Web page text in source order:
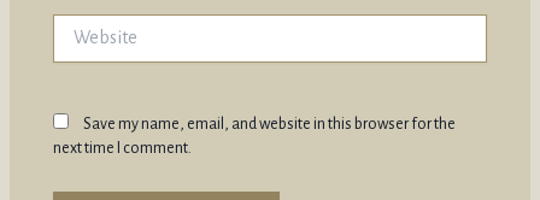
Website
Save my name, email, and website in this browser for the
next time I comment.